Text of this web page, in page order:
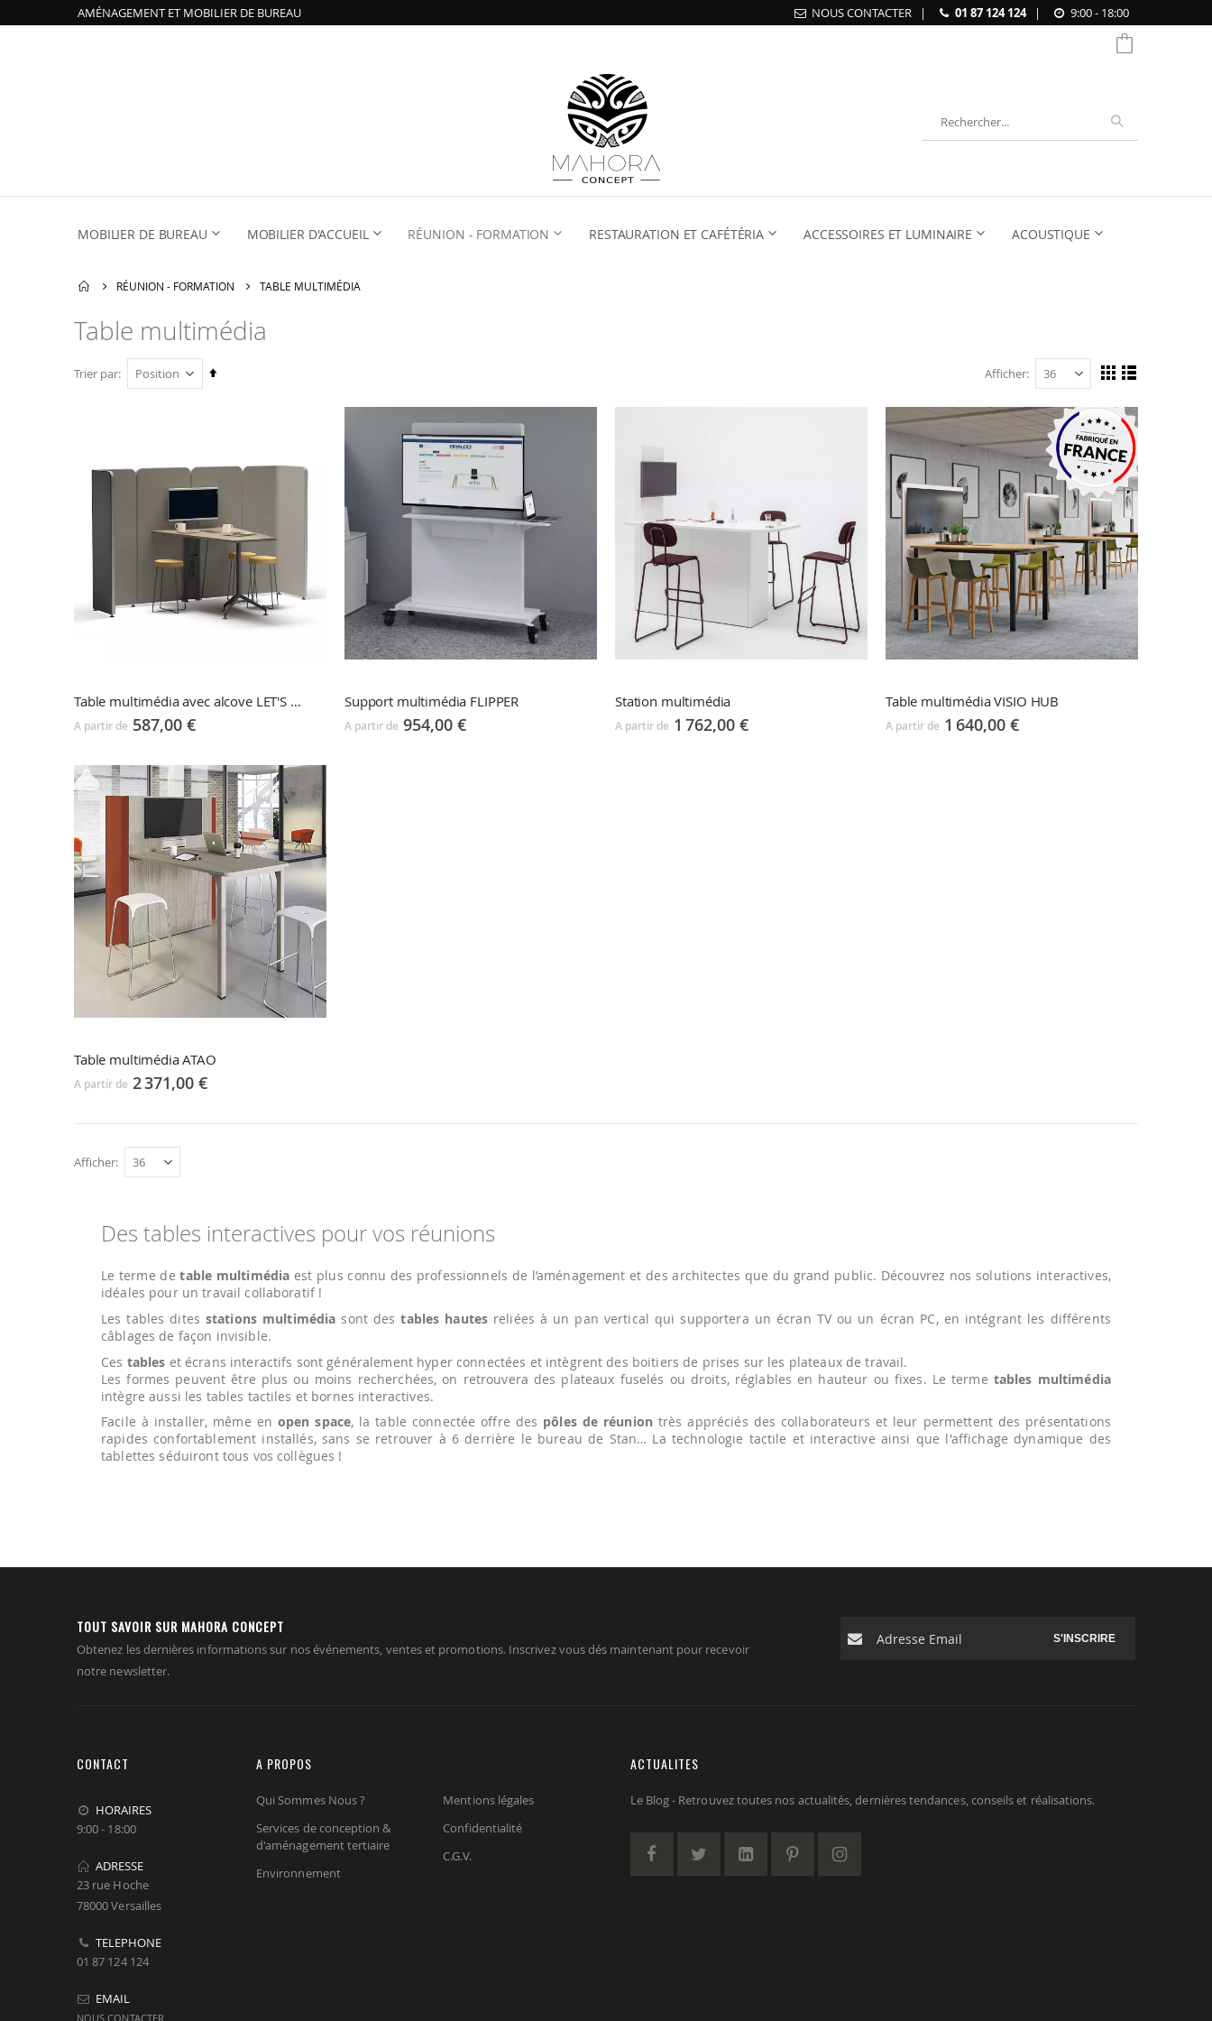
AMÉNAGEMENT ET MOBILIER DE BUREAU NOUS CONTACTER | 01 87 124 124 | 9:00 - 18:00
MOBILIER DE BUREAU MOBILIER D'ACCUEIL RÉUNION - FORMATION RESTAURATION ET CAFÉTÉRIA ACCESSOIRES ET LUMINAIRE ACOUSTIQUE
RÉUNION - FORMATION TABLE MULTIMÉDIA
Table multimédia
Trier par
Par
Afficher
Afficher
GrilleListe
Table multimédia avec alcove LET'S MEET
A partir de 587,00 €
Support multimédia FLIPPER
A partir de 954,00 €
Station multimédia
A partir de 1 762,00 €
Table multimédia VISIO HUB
A partir de 1 640,00 €
Table multimédia ATAO
A partir de 2 371,00 €
Afficher
Des tables interactives pour vos réunions
Le terme detable multimédia est plus connu des professionnels de l’aménagement et des architectes que du grand public. Découvrez nos solutions interactives,
idéales pour un travail collaboratif !
Les tables dites stations multimédia sont destables hautes reliées à un pan vertical qui supportera un écran TV ou un écran PC, en intégrant les différents
câblages de façon invisible.
Ces tables et écrans interactifs sont généralement hyper connectées et intègrent des boitiers de prises sur les plateaux de travail.
Les formes peuvent être plus ou moins recherchées, on retrouvera des plateaux fuselés ou droits, réglables en hauteur ou fixes. Le terme tables multimédia
intègre aussi les tables tactiles et bornes interactives.
Facile à installer, même en open space, la table connectée offre des pôles de réunion très appréciés des collaborateurs et leur permettent des présentations
rapides confortablement installés, sans se retrouver à 6 derrière le bureau de Stan… La technologie tactile et interactive ainsi que l'affichage dynamique des
tablettes séduiront tous vos collègues !
TOUT SAVOIR SUR MAHORA CONCEPT
Obtenez les dernières informations sur nos événements, ventes et promotions. Inscrivez vous dés maintenant pour recevoir
notre newsletter.
S'INSCRIRE
CONTACT
HORAIRES
9:00 - 18:00
ADRESSE
23 rue Hoche
78000 Versailles
TELEPHONE
01 87 124 124
EMAIL
NOUS CONTACTER
A PROPOS
Qui Sommes Nous ?
Services de conception &
d'aménagement tertiaire
Environnement
Mentions légales
Confidentialité
C.G.V.
ACTUALITES
Le Blog - Retrouvez toutes nos actualités, dernières tendances, conseils et réalisations.